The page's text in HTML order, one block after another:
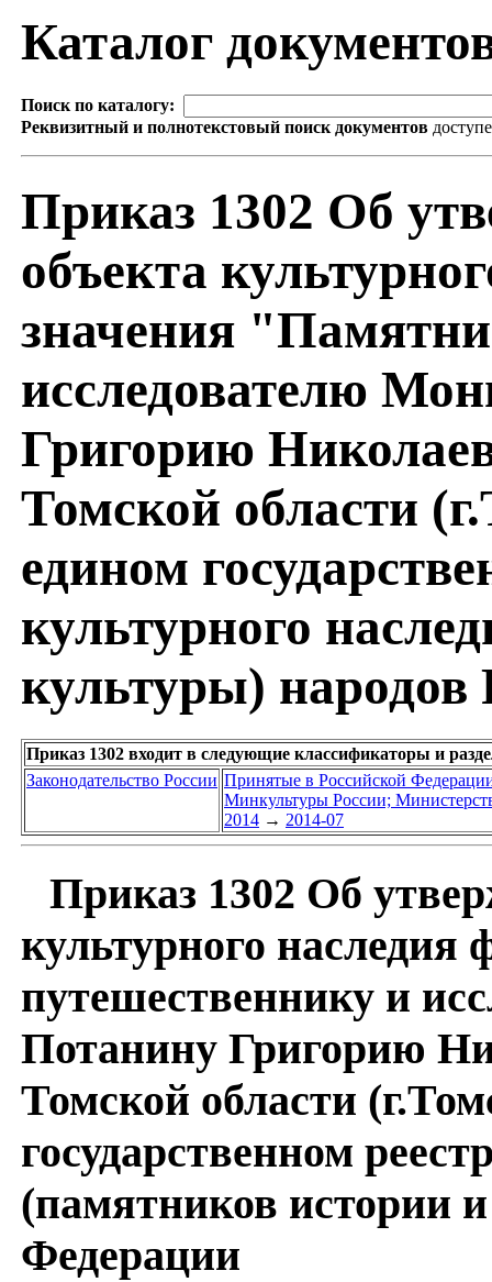
Каталог
Поиск по каталогу:
Реквизитный и полнотекстовый поиск документов
Приказ 1302 Об
объекта
значения
исследователю
Григорию
Томской области
едином
культурного
культуры) народов
Приказ 1302 входит в следующие классификаторы и
Законодательство России Принятые в Российской
Минкультуры России;
2014 → 2014-07
Приказ 1302 Об
культурного
путешественнику и
Потанину Григорию
Томской области
государственном
(памятников истории
Федерации